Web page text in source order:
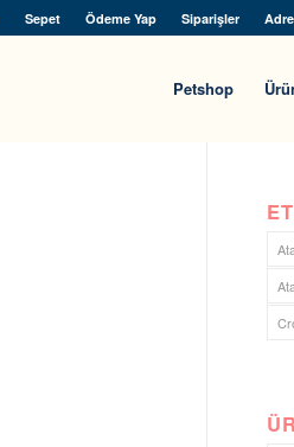
Sepet Ödeme Yap Siparişler
Petshop